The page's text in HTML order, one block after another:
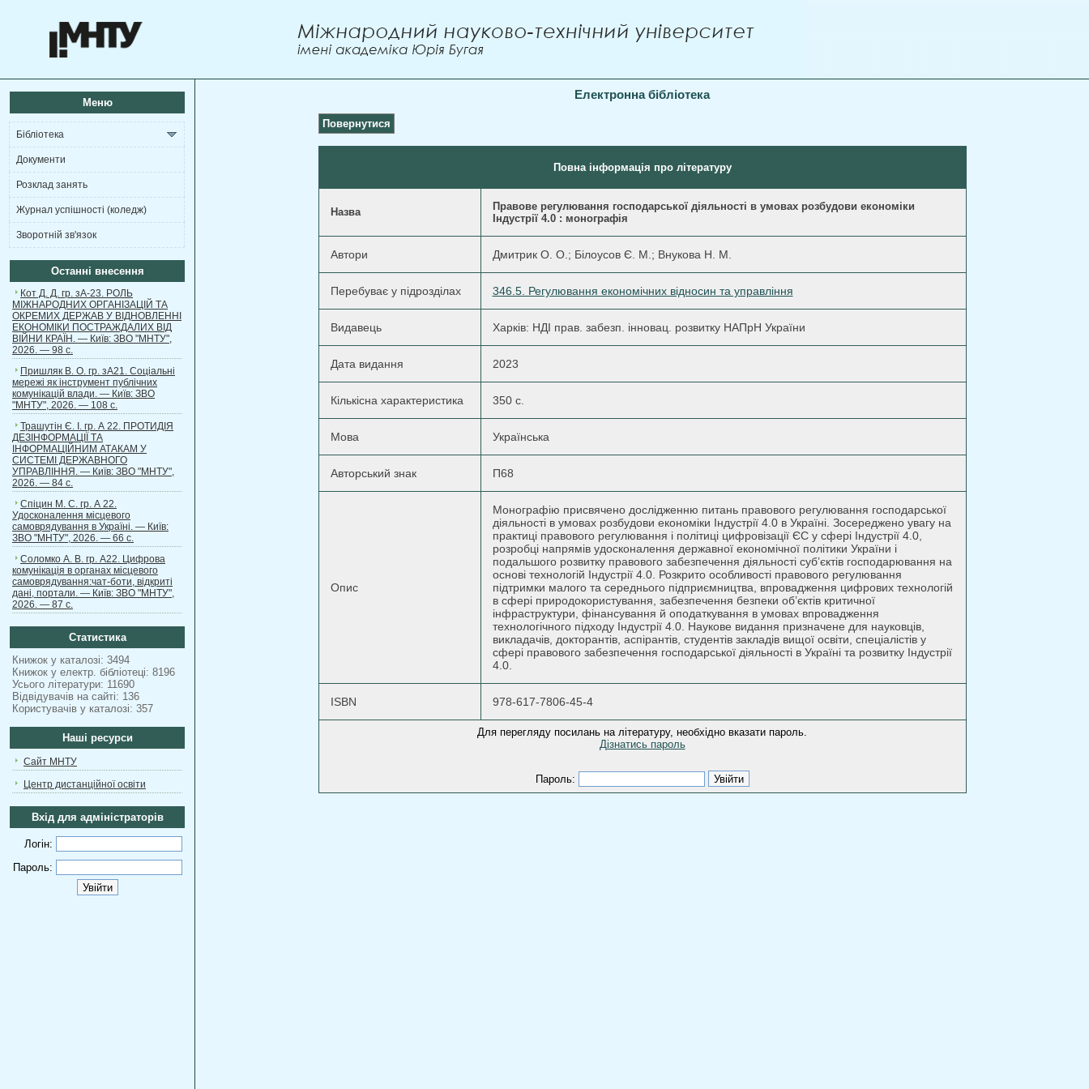
Меню
Бібліотека
Документи
Розклад занять
Журнал успішності (коледж)
Зворотній зв'язок
Останні внесення
Кот Д. Д. гр. зА-23. РОЛЬ
МІЖНАРОДНИХ ОРГАНІЗАЦІЙ ТА
ОКРЕМИХ ДЕРЖАВ У ВІДНОВЛЕННІ
ЕКОНОМІКИ ПОСТРАЖДАЛИХ ВІД
ВІЙНИ КРАЇН. — Київ: ЗВО "МНТУ",
2026. — 98 с.
Пришляк В. О. гр. зА21. Соціальні
мережі як інструмент публічних
комунікацій влади. — Київ: ЗВО
"МНТУ", 2026. — 108 с.
Трашутін Є. І. гр. А 22. ПРОТИДІЯ
ДЕЗІНФОРМАЦІЇ ТА
ІНФОРМАЦІЙНИМ АТАКАМ У
СИСТЕМІ ДЕРЖАВНОГО
УПРАВЛІННЯ. — Київ: ЗВО "МНТУ",
2026. — 84 с.
Спіцин М. С. гр. А 22.
Удосконалення місцевого
самоврядування в Україні. — Київ:
ЗВО "МНТУ", 2026. — 66 с.
Соломко А. В. гр. А22. Цифрова
комунікація в органах місцевого
самоврядування:чат-боти, відкриті
дані, портали. — Київ: ЗВО "МНТУ",
2026. — 87 с.
Статистика
Книжок у каталозі: 3494
Книжок у електр. бібліотеці: 8196
Усього літератури: 11690
Відвідувачів на сайті: 136
Користувачів у каталозі: 357
Наші ресурси
Сайт МНТУ
Центр дистанційної освіти
Вхід для адміністраторів
Логін:
Пароль:
Електронна бібліотека
Повернутися
Повна інформація про літературу
Назва
Правове регулювання господарської діяльності в умовах розбудови економіки
Індустрії 4.0 : монографія
Автори Дмитрик О. О.; Білоусов Є. М.; Внукова Н. М.
Перебуває у підрозділах 346.5. Регулювання економічних відносин та управління
Видавець Харків: НДІ прав. забезп. інновац. розвитку НАПрН України
Дата видання 2023
Кількісна характеристика 350 с.
Мова Українська
Авторський знак П68
Опис
Монографію присвячено дослідженню питань правового регулювання господарської
діяльності в умовах розбудови економіки Індустрії 4.0 в Україні. Зосереджено увагу на
практиці правового регулювання і політиці цифровізації ЄС у сфері Індустрії 4.0,
розробці напрямів удосконалення державної економічної політики України і
подальшого розвитку правового забезпечення діяльності суб’єктів господарювання на
основі технологій Індустрії 4.0. Розкрито особливості правового регулювання
підтримки малого та середнього підприємництва, впровадження цифрових технологій
в сфері природокористування, забезпечення безпеки об’єктів критичної
інфраструктури, фінансування й оподаткування в умовах впровадження
технологічного підходу Індустрії 4.0. Наукове видання призначене для науковців,
викладачів, докторантів, аспірантів, студентів закладів вищої освіти, спеціалістів у
сфері правового забезпечення господарської діяльності в Україні та розвитку Індустрії
4.0.
ISBN 978-617-7806-45-4
Для перегляду посилань на літературу, необхідно вказати пароль.
Дізнатись пароль
Пароль: